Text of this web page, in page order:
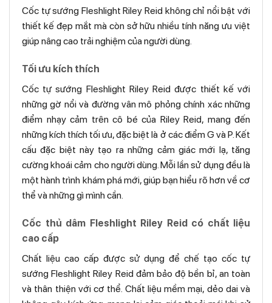
Cốc tự sướng Fleshlight Riley Reid không chỉ nổi bật với
thiết kế đẹp mắt mà còn sở hữu nhiều tính năng ưu việt
giúp nâng cao trải nghiệm của người dùng.
Tối ưu kích thích
Cốc tự sướng Fleshlight Riley Reid được thiết kế với
những gờ nổi và đường vân mô phỏng chính xác những
điểm nhạy cảm trên cô bé của Riley Reid, mang đến
những kích thích tối ưu, đặc biệt là ở các điểm G và P. Kết
cấu đặc biệt này tạo ra những cảm giác mới lạ, tăng
cường khoái cảm cho người dùng. Mỗi lần sử dụng đều là
một hành trình khám phá mới, giúp bạn hiểu rõ hơn về cơ
thể và những gì mình cần.
Cốc thủ dâm Fleshlight Riley Reid có chất liệu
cao cấp
Chất liệu cao cấp được sử dụng để chế tạo cốc tự
sướng Fleshlight Riley Reid đảm bảo độ bền bỉ, an toàn
và thân thiện với cơ thể. Chất liệu mềm mại, dẻo dai và